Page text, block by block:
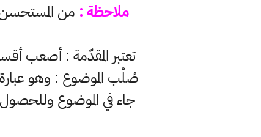
ملاحظة :
تعتبر المقدّمة : أصعب
صُلْب الموضوع : وهو عبارة
جاء في الموضوع